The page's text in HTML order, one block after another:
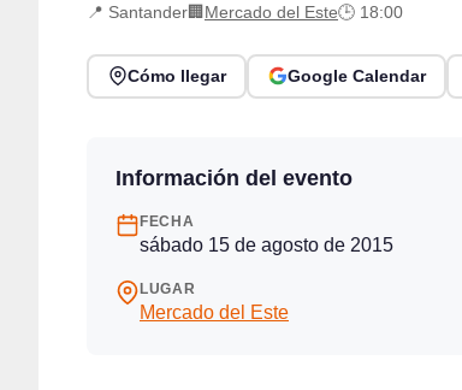
📍 Santander🏢 Mercado del Este🕒 18:00
Cómo llegar Google Calendar
Información del evento
FECHA
sábado 15 de agosto de 2015
LUGAR
Mercado del Este